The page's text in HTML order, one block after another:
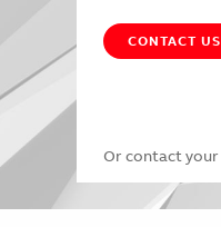
CONTACT US
Or contact your